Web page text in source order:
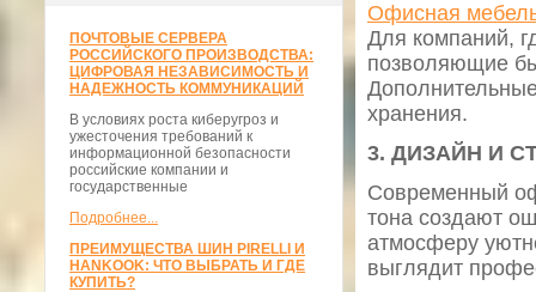
ПОЧТОВЫЕ СЕРВЕРА
РОССИЙСКОГО ПРОИЗВОДСТВА:
ЦИФРОВАЯ НЕЗАВИСИМОСТЬ И
НАДЕЖНОСТЬ КОММУНИКАЦИЙ
В условиях роста киберугроз и
ужесточения требований к
информационной безопасности
российские компании и
государственные
Подробнее...
ПРЕИМУЩЕСТВА ШИН PIRELLI И
HANKOOK: ЧТО ВЫБРАТЬ И ГДЕ
КУПИТЬ?
Офисная
Для компаний,
позволяющие
хранения.
3. ДИЗАЙН И
Современный
тона создают
атмосферу
выглядит